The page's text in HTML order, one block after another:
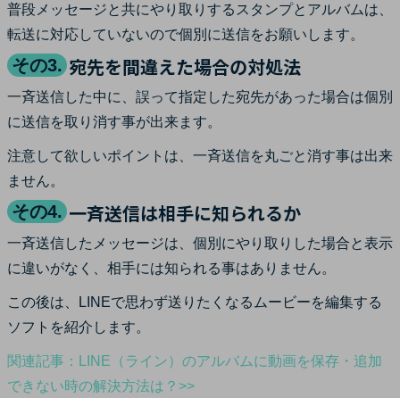
普段メッセージと共にやり取りするスタンプとアルバムは、
転送に対応していないので個別に送信をお願いします。
その3. 宛先を間違えた場合の対処法
一斉送信した中に、誤って指定した宛先があった場合は個別
に送信を取り消す事が出来ます。
注意して欲しいポイントは、一斉送信を丸ごと消す事は出来
ません。
その4. 一斉送信は相手に知られるか
一斉送信したメッセージは、個別にやり取りした場合と表示
に違いがなく、相手には知られる事はありません。
この後は、LINEで思わず送りたくなるムービーを編集する
ソフトを紹介します。
関連記事：LINE（ライン）のアルバムに動画を保存・追加
できない時の解決方法は？>>